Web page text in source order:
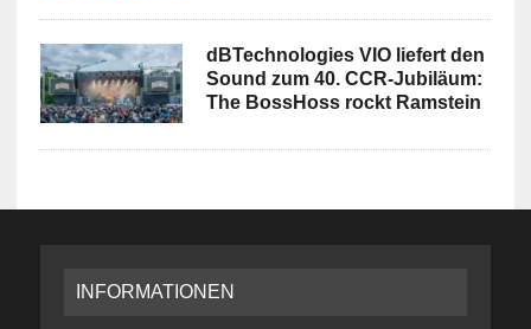
dBTechnologies VIO liefert den
Sound zum 40. CCR-Jubiläum:
The BossHoss rockt Ramstein
INFORMATIONEN